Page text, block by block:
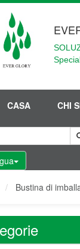
CASA CHI
Bustina di